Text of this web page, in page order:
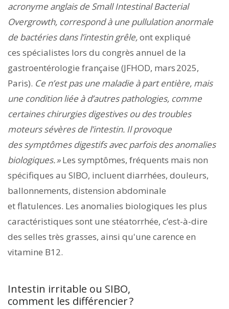
acronyme anglais de Small Intestinal Bacterial
Overgrowth, correspond à une pullulation anormale
de bactéries dans l’intestin grêle,ont expliqué
ces spécialistes lors du congrès annuel de la
gastroentérologie française (JFHOD, mars 2025,
Paris). Ce n’est pas une maladie à part entière, mais
une condition liée à d’autres pathologies, comme
certaines chirurgies digestives ou des troubles
moteurs sévères de l’intestin. Il provoque
des symptômes digestifs avec parfois des anomalies
biologiques. »Les symptômes, fréquents mais non
spécifiques au SIBO, incluent diarrhées, douleurs,
ballonnements, distension abdominale
et flatulences. Les anomalies biologiques les plus
caractéristiques sont une stéatorrhée, c’est-à-dire
des selles très grasses, ainsi qu'une carence en
vitamine B12.
Intestin irritable ou SIBO,
comment les différencier ?